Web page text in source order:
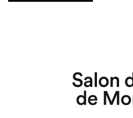
Que